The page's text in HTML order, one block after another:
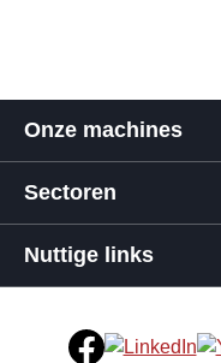
Onze machines
Sectoren
Nuttige links